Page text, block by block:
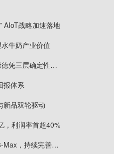
AIoT战略加速落地
牛奶产业价值
上半年净利破百亿、业绩指引大幅上调！药明康德凭三层确定性接住K型分化红利
报体系
新品双轮驱动
，利润率首超40%
值得买科技OpenHubs首批上线阿里云Qwen3.8-Max，持续完善企业多模型服务